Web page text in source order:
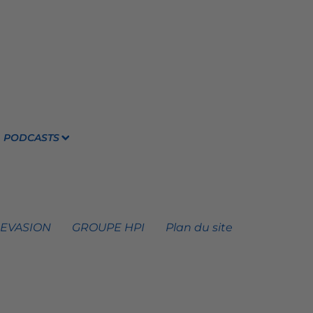
PODCASTS
GROUPE HPI Plan du site